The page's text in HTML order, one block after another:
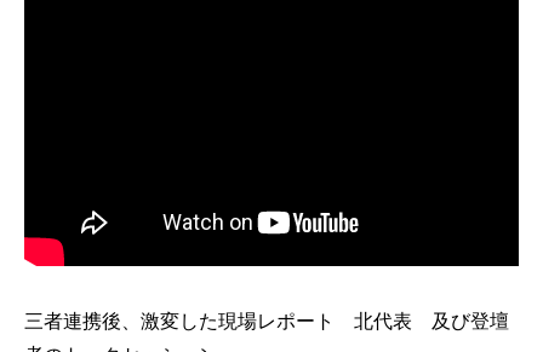
三者連携後、激変した現場レポート 北代表 及び登壇